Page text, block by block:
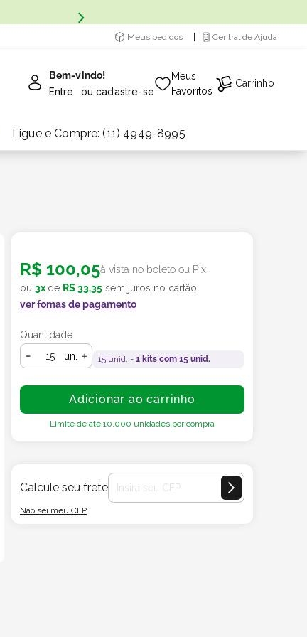
Meus pedidos Central de Ajuda
Bem-vindo!
Entre ou cadastre-se
Meus
Favoritos
Carrinho
Ligue e Compre: (11) 4949-8995
R$ 100,05à vista no boleto ou Pix
ou 3x de R$33,35 sem juros no cartão
ver fomas de pagamento
Quantidade
un.
15 unid. = 1 kits com 15 unid.
Adicionar ao carrinho
Limite de até 10.000 unidades por compra
Calcule seu frete
Não sei meu CEP